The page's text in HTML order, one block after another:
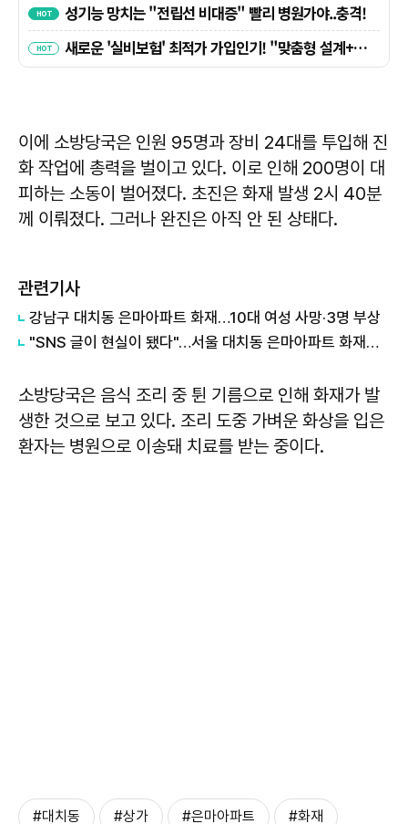
이에 소방당국은 인원 95명과 장비 24대를 투입해 진
화 작업에 총력을 벌이고 있다. 이로 인해 200명이 대
피하는 소동이 벌어졌다. 초진은 화재 발생 2시 40분
께 이뤄졌다. 그러나 완진은 아직 안 된 상태다.
관련기사
강남구 대치동 은마아파트 화재…10대 여성 사망·3명 부상
"SNS 글이 현실이 됐다"…서울 대치동 은마아파트 화재로 1명 사망·3명 부상
소방당국은 음식 조리 중 튄 기름으로 인해 화재가 발
생한 것으로 보고 있다. 조리 도중 가벼운 화상을 입은
환자는 병원으로 이송돼 치료를 받는 중이다.
#대치동 #상가 #은마아파트 #화재